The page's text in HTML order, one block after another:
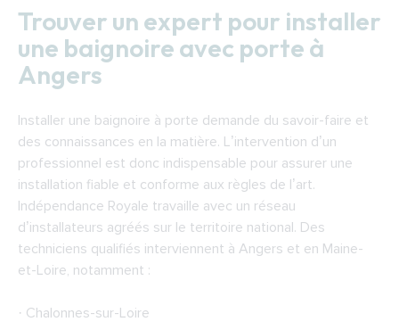
Trouver un expert pour installer
une baignoire avec porte à
Angers
Installer une baignoire à porte demande du savoir-faire et
des connaissances en la matière. L’intervention d’un
professionnel est donc indispensable pour assurer une
installation fiable et conforme aux règles de l’art.
Indépendance Royale travaille avec un réseau
d’installateurs agréés sur le territoire national. Des
techniciens qualifiés interviennent à Angers et en Maine-
et-Loire, notamment :
· Chalonnes-sur-Loire